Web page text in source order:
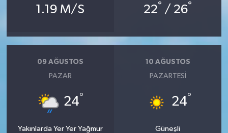
1.19 M/S 22° / 26°
09 AĞUSTOS
PAZAR
24°
Yakınlarda Yer Yer Yağmur
10 AĞUSTOS
PAZARTESI
24°
Güneşli
Resmi İlan
Sağlık
Spor